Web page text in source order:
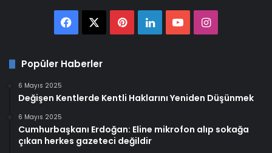
FacebookPinterest
LinkedInYouTubeInstagram
Popüler Haberler
6 Mayıs 2025
Değişen Kentlerde Kentli Haklarını Yeniden Düşünmek
6 Mayıs 2025
Cumhurbaşkanı Erdoğan: Eline mikrofon alıp sokağa
çıkan herkes gazeteci değildir